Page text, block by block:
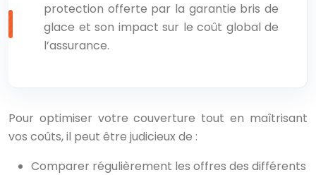
protection offerte par la garantie bris de
glace et son impact sur le coût global de
l’assurance.
Pour optimiser votre couverture tout en maîtrisant
vos coûts, il peut être judicieux de :
Comparer régulièrement les offres des différents